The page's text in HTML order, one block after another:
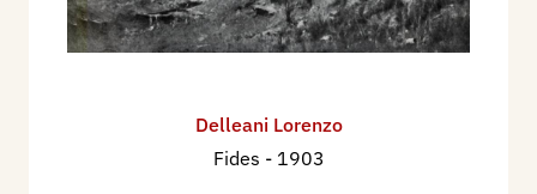
Delleani Lorenzo
Fides - 1903